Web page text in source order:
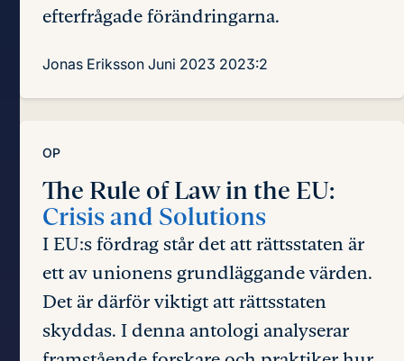
efterfrågade förändringarna.
Jonas Eriksson Juni 2023 2023:2
OP
The Rule of Law in the EU:
Crisis and Solutions
I EU:s fördrag står det att rättsstaten är
ett av unionens grundläggande värden.
Det är därför viktigt att rättsstaten
skyddas. I denna antologi analyserar